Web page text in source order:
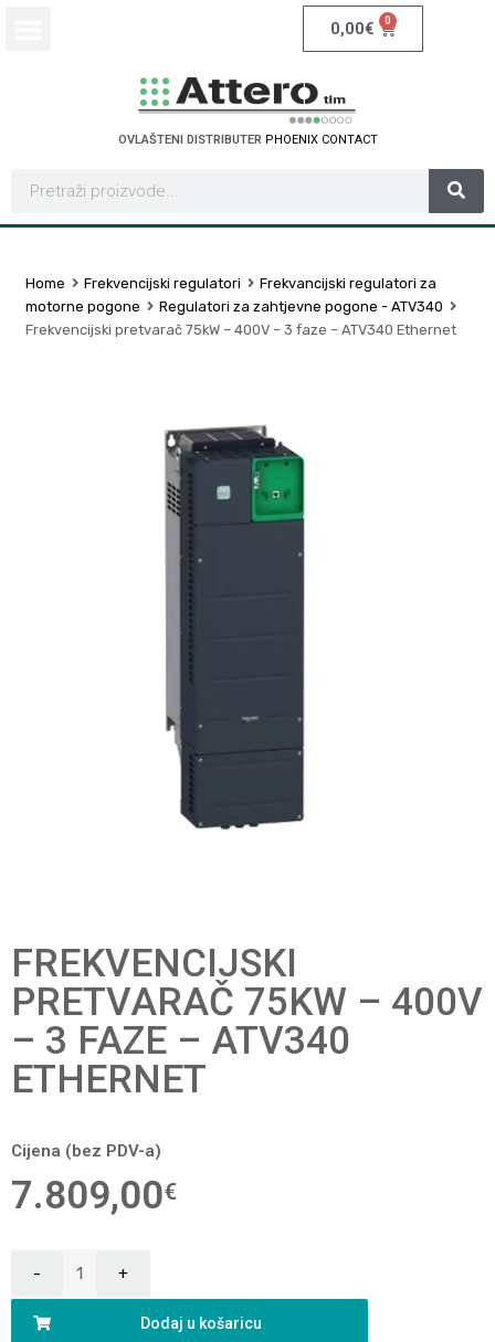
0,00€ 0
OVLAŠTENI DISTRIBUTER PHOENIX CONTACT
Home Frekvencijski regulatori
Frekvancijski regulatori za
motorne pogone
Regulatori za zahtjevne pogone - ATV340
Frekvencijski pretvarač 75kW – 400V – 3 faze – ATV340 Ethernet
FREKVENCIJSKI
PRETVARAČ 75KW – 400V
– 3 FAZE – ATV340
ETHERNET
Cijena (bez PDV-a)
7.809,00€
Dodaj u košaricu